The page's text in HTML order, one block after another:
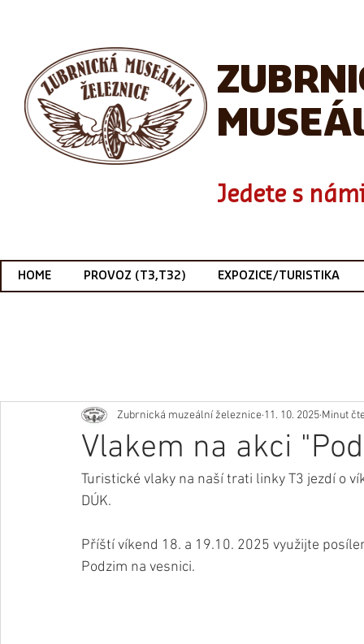
Jedete s
HOME PROVOZ (T3,T32) EXPOZICE/TURISTIKA
Vlakem na akci
Zubrnická muzeální železnice 11. 10. 2025 Minut
Turistické vlaky na naší trati linky T3 jezdí o
DÚK.
Příští víkend 18. a 19.10. 2025 využijte
Podzim na vesnici.